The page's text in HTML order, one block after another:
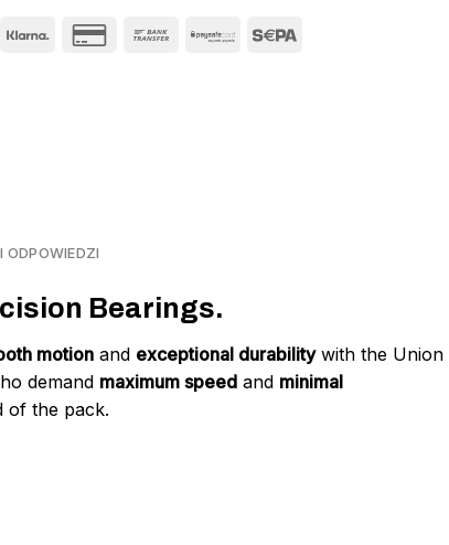
ODPOWIEDZI
Bearings.
motion and exceptional durabilitywith the Union
demand maximum speed and minimal
of the pack.